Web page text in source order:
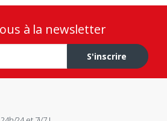
à la newsletter
S'inscrire